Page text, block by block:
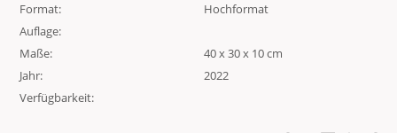
Format:
Hochformat
Auflage:
Maße:
40 x 30 x 10 cm
Jahr:
2022
Verfügbarkeit: